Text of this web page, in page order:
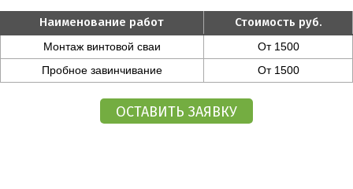
Наименование работ Стоимость руб.
Монтаж винтовой сваи
От 1500
Пробное завинчивание
От 1500